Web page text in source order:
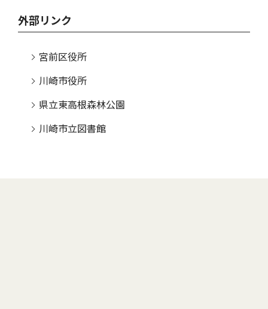
外部リンク
宮前区役所
川崎市役所
県立東高根森林公園
川崎市立図書館